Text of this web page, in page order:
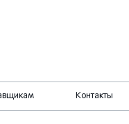
Контакты